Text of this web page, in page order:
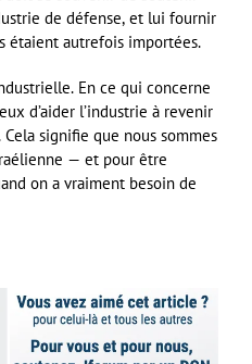
de défense, et lui fournir
étaient autrefois importées.
En ce qui concerne
d’aider l’industrie à revenir
Cela signifie que nous sommes
— et pour être
on a vraiment besoin de